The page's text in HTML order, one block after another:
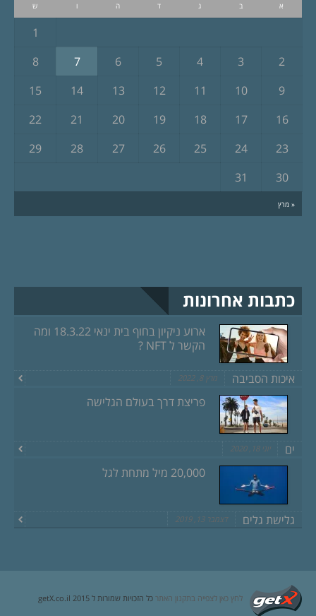
א ב ג ד ה ו ש
« מרץ
1
2
3
4
5
6
7
8
9
10
11
12
13
14
15
16
17
18
19
20
21
22
23
24
25
26
27
28
29
30
31
כתבות אחרונות
ארוע ניקיון בחוף בית ינאי 18.3.22 ומה
הקשר ל NFT ?
איכות הסביבה מרץ 8, 2022
פריצת דרך בעולם הגלישה
ים יוני 18, 2020
20,000 מיל מתחת לגל
גלישת גלים דצמבר 13, 2019
לחץ כאן לצפייה בתקנון האתר כל הזכויות שמורות ל getX.co.il 2015